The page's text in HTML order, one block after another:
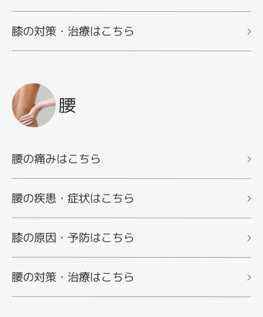
膝の対策・治療はこちら
腰
腰の痛みはこちら
腰の疾患・症状はこちら
膝の原因・予防はこちら
腰の対策・治療はこちら